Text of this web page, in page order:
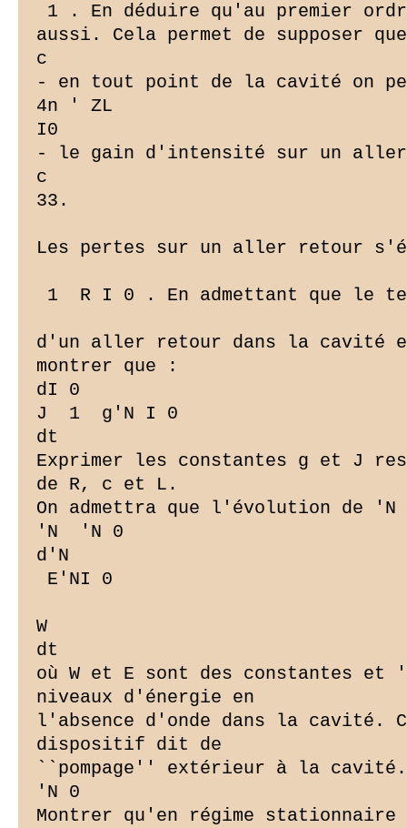
1 . En déduire qu'au premier
aussi. Cela permet de supposer que
c
- en tout point de la cavité on
4n ' ZL
I0
- le gain d'intensité sur un
c
33.
Les pertes sur un aller retour
1  R I 0 . En admettant que le
d'un aller retour dans la cavité
montrer que :
dI 0
J  1  g'N I 0
dt
Exprimer les constantes g et J
de R, c et L.
On admettra que l'évolution de
'N  'N 0
d'N
E'NI 0
W
dt
où W et E sont des constantes
niveaux d'énergie en
l'absence d'onde dans la cavité.
dispositif dit de
``pompage'' extérieur à la cavité.
'N 0
Montrer qu'en régime